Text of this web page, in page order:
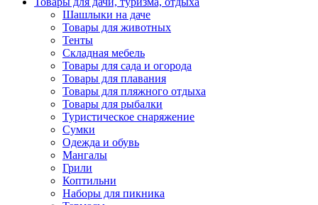
Шашлыки на даче
Товары для животных
Тенты
Складная мебель
Товары для сада и огорода
Товары для плавания
Товары для пляжного отдыха
Товары для рыбалки
Туристическое снаряжение
Сумки
Одежда и обувь
Мангалы
Грили
Коптильни
Наборы для пикника